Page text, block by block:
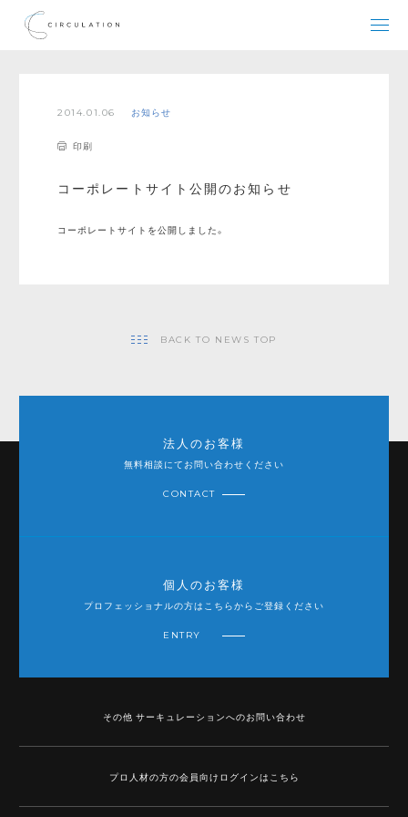
2014.01.06 お知らせ
印刷
コーポレートサイト公開のお知らせ
コーポレートサイトを公開しました。
BACK TO NEWS TOP
法人のお客様
無料相談にてお問い合わせください
CONTACT
個人のお客様
プロフェッショナルの方はこちらからご登録ください
ENTRY
その他 サーキュレーションへのお問い合わせ
プロ人材の方の会員向けログインはこちら